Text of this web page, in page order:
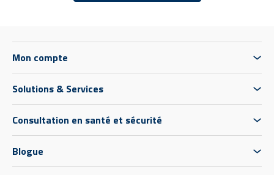
Mon compte
Solutions & Services
Consultation en santé et sécurité
Blogue